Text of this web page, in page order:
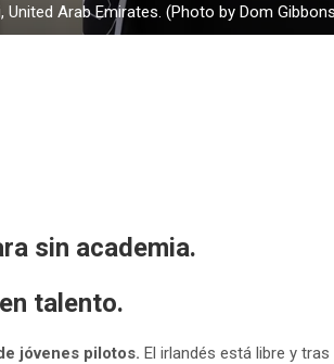
Arab Emirates. (Photo by Dom
sin academia.
talento.
jóvenes pilotos. El irlandés está libre y